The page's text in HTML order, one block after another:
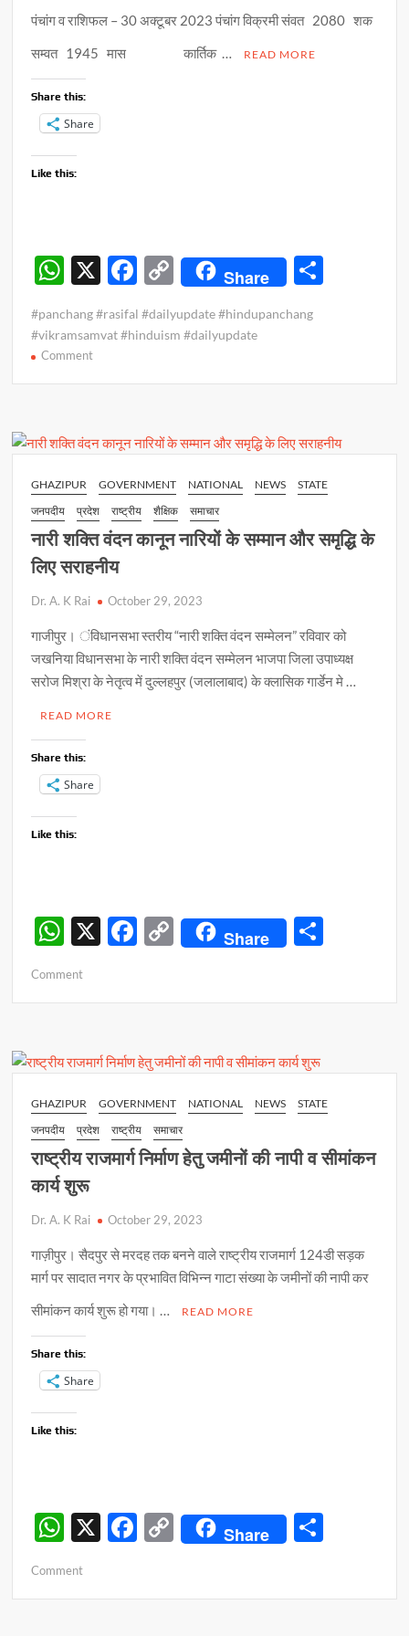
पंचांग व राशिफल – 30 अक्टूबर 2023 पंचांग विक्रमी संवत 2080 शक
सम्वत 1945 मास कार्तिक …
READ MORE
Share this:
Share
Like this:
W
at
s
A
p
X
F
e
o
k
C
p
Li
k
Share
#panchang #rasifal #dailyupdate #hindupanchang
#vikramsamvat #hinduism #dailyupdate
Commenton
30
2023
GHAZIPUR GOVERNMENT NATIONAL NEWS
STATE
जनपदीय
प्रदेश राष्ट्रीय शैक्षिक समाचार
नारी शक्ति वंदन कानून नारियों के सम्मान और समृद्धि के
लिए सराहनीय
Dr. A. K Rai October 29, 2023
गाजीपुर। ंविधानसभा स्तरीय “नारी शक्ति वंदन सम्मेलन” रविवार को
जखनिया विधानसभा के नारी शक्ति वंदन सम्मेलन भाजपा जिला उपाध्यक्ष
सरोज मिश्रा के नेतृत्व में दुल्लहपुर (जलालाबाद) के क्लासिक गार्डेन मे …
READ MORE
Share this:
Share
Like this:
W
h
at
p
p
X
F
o
o
k
C
Li
n
k
Share
Commenton
कानून
नारियों
सम्मान
और
समृद्धि
लिए
सराहनीय
GHAZIPUR GOVERNMENT NATIONAL NEWS
STATE
जनपदीय
प्रदेश राष्ट्रीय समाचार
राष्ट्रीय राजमार्ग निर्माण हेतु जमीनों की नापी व सीमांकन
कार्य शुरू
Dr. A. K Rai October 29, 2023
गाज़ीपुर। सैदपुर से मरदह तक बनने वाले राष्ट्रीय राजमार्ग 124डी सड़क
मार्ग पर सादात नगर के प्रभावित विभिन्न गाटा संख्या के जमीनों की नापी कर
सीमांकन कार्य शुरू हो गया। …
READ MORE
Share this:
Share
Like this:
W
h
at
X
F
C
Share
Commenton